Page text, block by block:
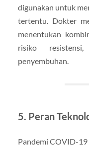
digunakan untuk
tertentu. Dokter
menentukan
risiko
penyembuhan.
5. Peran
Pandemi COVID-